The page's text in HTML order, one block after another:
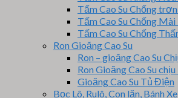
Tấm Cao Su Chống
Tấm Cao Su Chống
Tấm Cao Su Chống
Ron Gioăng Cao Su
Ron – gioăng Cao Su
Ron Gioăng Cao Su
Gioăng Cao Su Tủ Điện
Bọc Lô, Rulô, Con lăn, Bánh